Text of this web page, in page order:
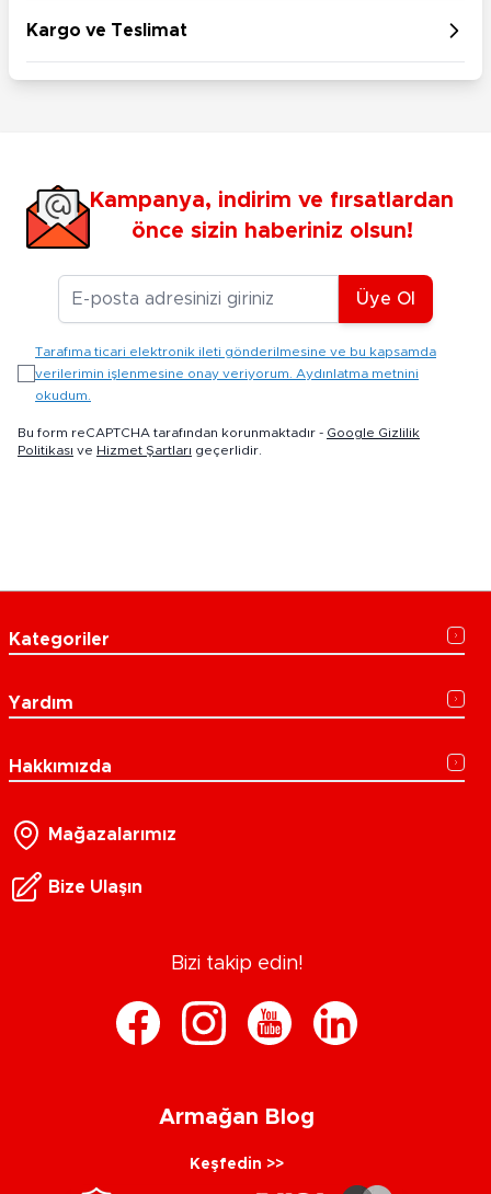
Kargo ve Teslimat
Kampanya, indirim ve fırsatlardan
önce sizin haberiniz olsun!
E-posta Adresiniz
Üye Ol
Tarafıma ticari elektronik ileti gönderilmesine ve bu kapsamda
verilerimin işlenmesine onay veriyorum. Aydınlatma metnini
okudum.
Bu form reCAPTCHA tarafından korunmaktadır - Google Gizlilik
Politikası ve Hizmet Şartları geçerlidir.
Kategoriler
Yardım
Hakkımızda
Mağazalarımız
Bize Ulaşın
Bizi takip edin!
Armağan Blog
Keşfedin >>